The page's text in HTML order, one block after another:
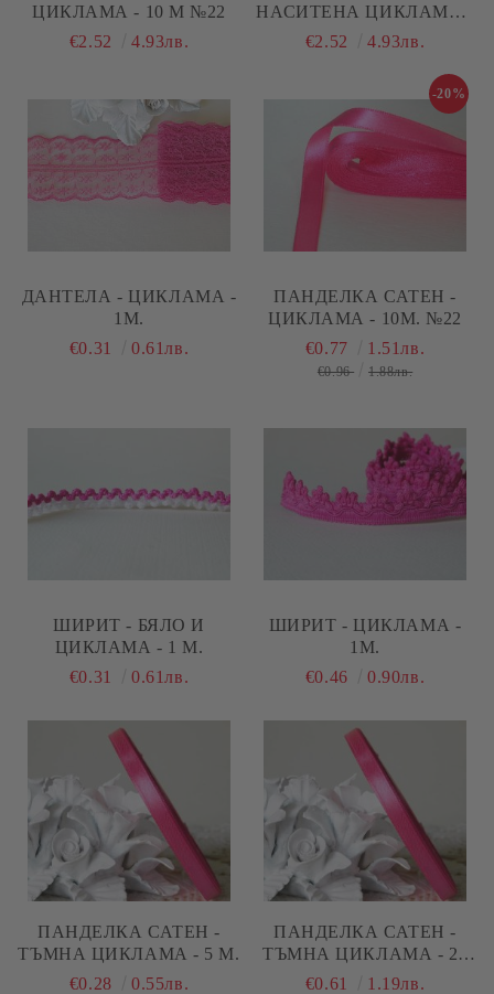
ЦИКЛАМА - 10 М №22
€2.52
4.93лв.
НАСИТЕНА ЦИКЛАМА -
10 М №23
€2.52 4.93лв.
ДАНТЕЛА - ЦИКЛАМА -
1М.
€0.31
0.61лв.
ПАНДЕЛКА САТЕН -
ЦИКЛАМА - 10М. №22
-20%
€0.77 1.51лв.
€0.96 1.88лв.
ШИРИТ - БЯЛО И
ЦИКЛАМА - 1 М.
€0.31
0.61лв.
ШИРИТ - ЦИКЛАМА -
1М.
€0.46
0.90лв.
ПАНДЕЛКА САТЕН -
ТЪМНА ЦИКЛАМА - 5 М.
€0.28
0.55лв.
ПАНДЕЛКА САТЕН -
ТЪМНА ЦИКЛАМА - 20
М. № 28
€0.61 1.19лв.